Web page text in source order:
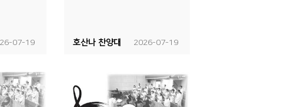
07-19 2026-07-19
호산나 찬양대